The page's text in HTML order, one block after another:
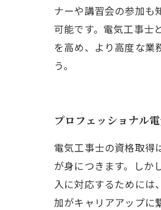
ナーや講習会の参加も
可能です。電気工事士
を高め、より高度な業
う。
プロフェッショナル
電気工事士の資格取得
が身につきます。しか
入に対応するためには
加がキャリアアップに